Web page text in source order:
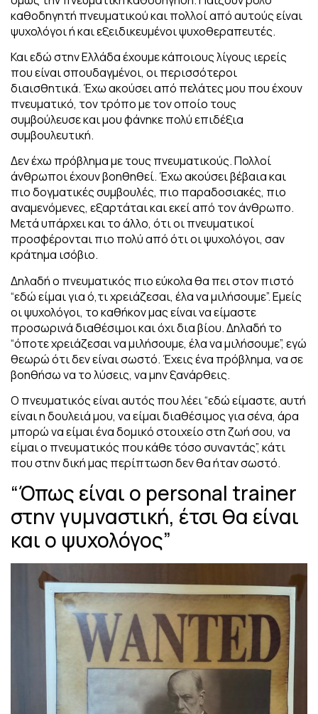
καθοδηγητή πνευματικού και πολλοί από αυτούς είναι
ψυχολόγοι ή και εξειδικευμένοι ψυχοθεραπευτές.
Και εδώ στην Ελλάδα έχουμε κάποιους λίγους ιερείς
που είναι σπουδαγμένοι, οι περισσότεροι
διαισθητικά. Έχω ακούσει από πελάτες μου που έχουν
πνευματικό, τον τρόπο με τον οποίο τους
συμβούλευσε και μου φάνηκε πολύ επιδέξια
συμβουλευτική.
Δεν έχω πρόβλημα με τους πνευματικούς. Πολλοί
άνθρωποι έχουν βοηθηθεί. Έχω ακούσει βέβαια και
πιο δογματικές συμβουλές, πιο παραδοσιακές, πιο
αναμενόμενες, εξαρτάται και εκεί από τον άνθρωπο.
Μετά υπάρχει και το άλλο, ότι οι πνευματικοί
προσφέρονται πιο πολύ από ότι οι ψυχολόγοι, σαν
κράτημα ισόβιο.
Δηλαδή ο πνευματικός πιο εύκολα θα πει στον πιστό
“εδώ είμαι για ό,τι χρειάζεσαι, έλα να μιλήσουμε”. Εμείς
οι ψυχολόγοι, το καθήκον μας είναι να είμαστε
προσωρινά διαθέσιμοι και όχι δια βίου. Δηλαδή το
“όποτε χρειάζεσαι να μιλήσουμε, έλα να μιλήσουμε”, εγώ
θεωρώ ότι δεν είναι σωστό. Έχεις ένα πρόβλημα, να σε
βοηθήσω να το λύσεις, να μην ξανάρθεις.
Ο πνευματικός είναι αυτός που λέει “εδώ είμαστε, αυτή
είναι η δουλειά μου, να είμαι διαθέσιμος για σένα, άρα
μπορώ να είμαι ένα δομικό στοιχείο στη ζωή σου, να
είμαι ο πνευματικός που κάθε τόσο συναντάς”, κάτι
που στην δική μας περίπτωση δεν θα ήταν σωστό.
“Όπως είναι ο personal trainer
στην γυμναστική, έτσι θα είναι
και ο ψυχολόγος”